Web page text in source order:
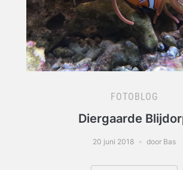
FOTOBLOG
Diergaarde
20 juni 2018 door Bas